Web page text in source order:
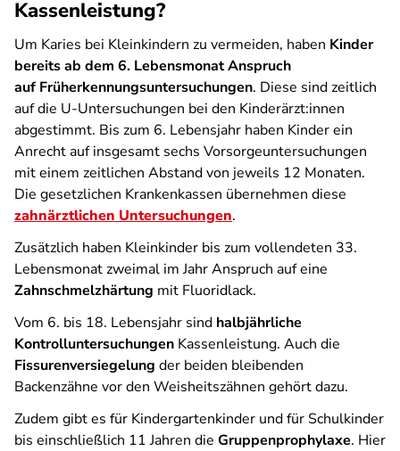
Kassenleistung?
Um Karies bei Kleinkindern zu vermeiden, haben Kinder
bereits ab dem 6. Lebensmonat Anspruch
auf Früherkennungsuntersuchungen. Diese sind zeitlich
auf die U-Untersuchungen bei den Kinderärzt:innen
abgestimmt. Bis zum 6. Lebensjahr haben Kinder ein
Anrecht auf insgesamt sechs Vorsorgeuntersuchungen
mit einem zeitlichen Abstand von jeweils 12 Monaten.
Die gesetzlichen Krankenkassen übernehmen diese
zahnärztlichen Untersuchungen.
Zusätzlich haben Kleinkinder bis zum vollendeten 33.
Lebensmonat zweimal im Jahr Anspruch auf eine
Zahnschmelzhärtung mit Fluoridlack.
Vom 6. bis 18. Lebensjahr sind halbjährliche
Kontrolluntersuchungen Kassenleistung. Auch die
Fissurenversiegelung der beiden bleibenden
Backenzähne vor den Weisheitszähnen gehört dazu.
Zudem gibt es für Kindergartenkinder und für Schulkinder
bis einschließlich 11 Jahren die Gruppenprophylaxe. Hier